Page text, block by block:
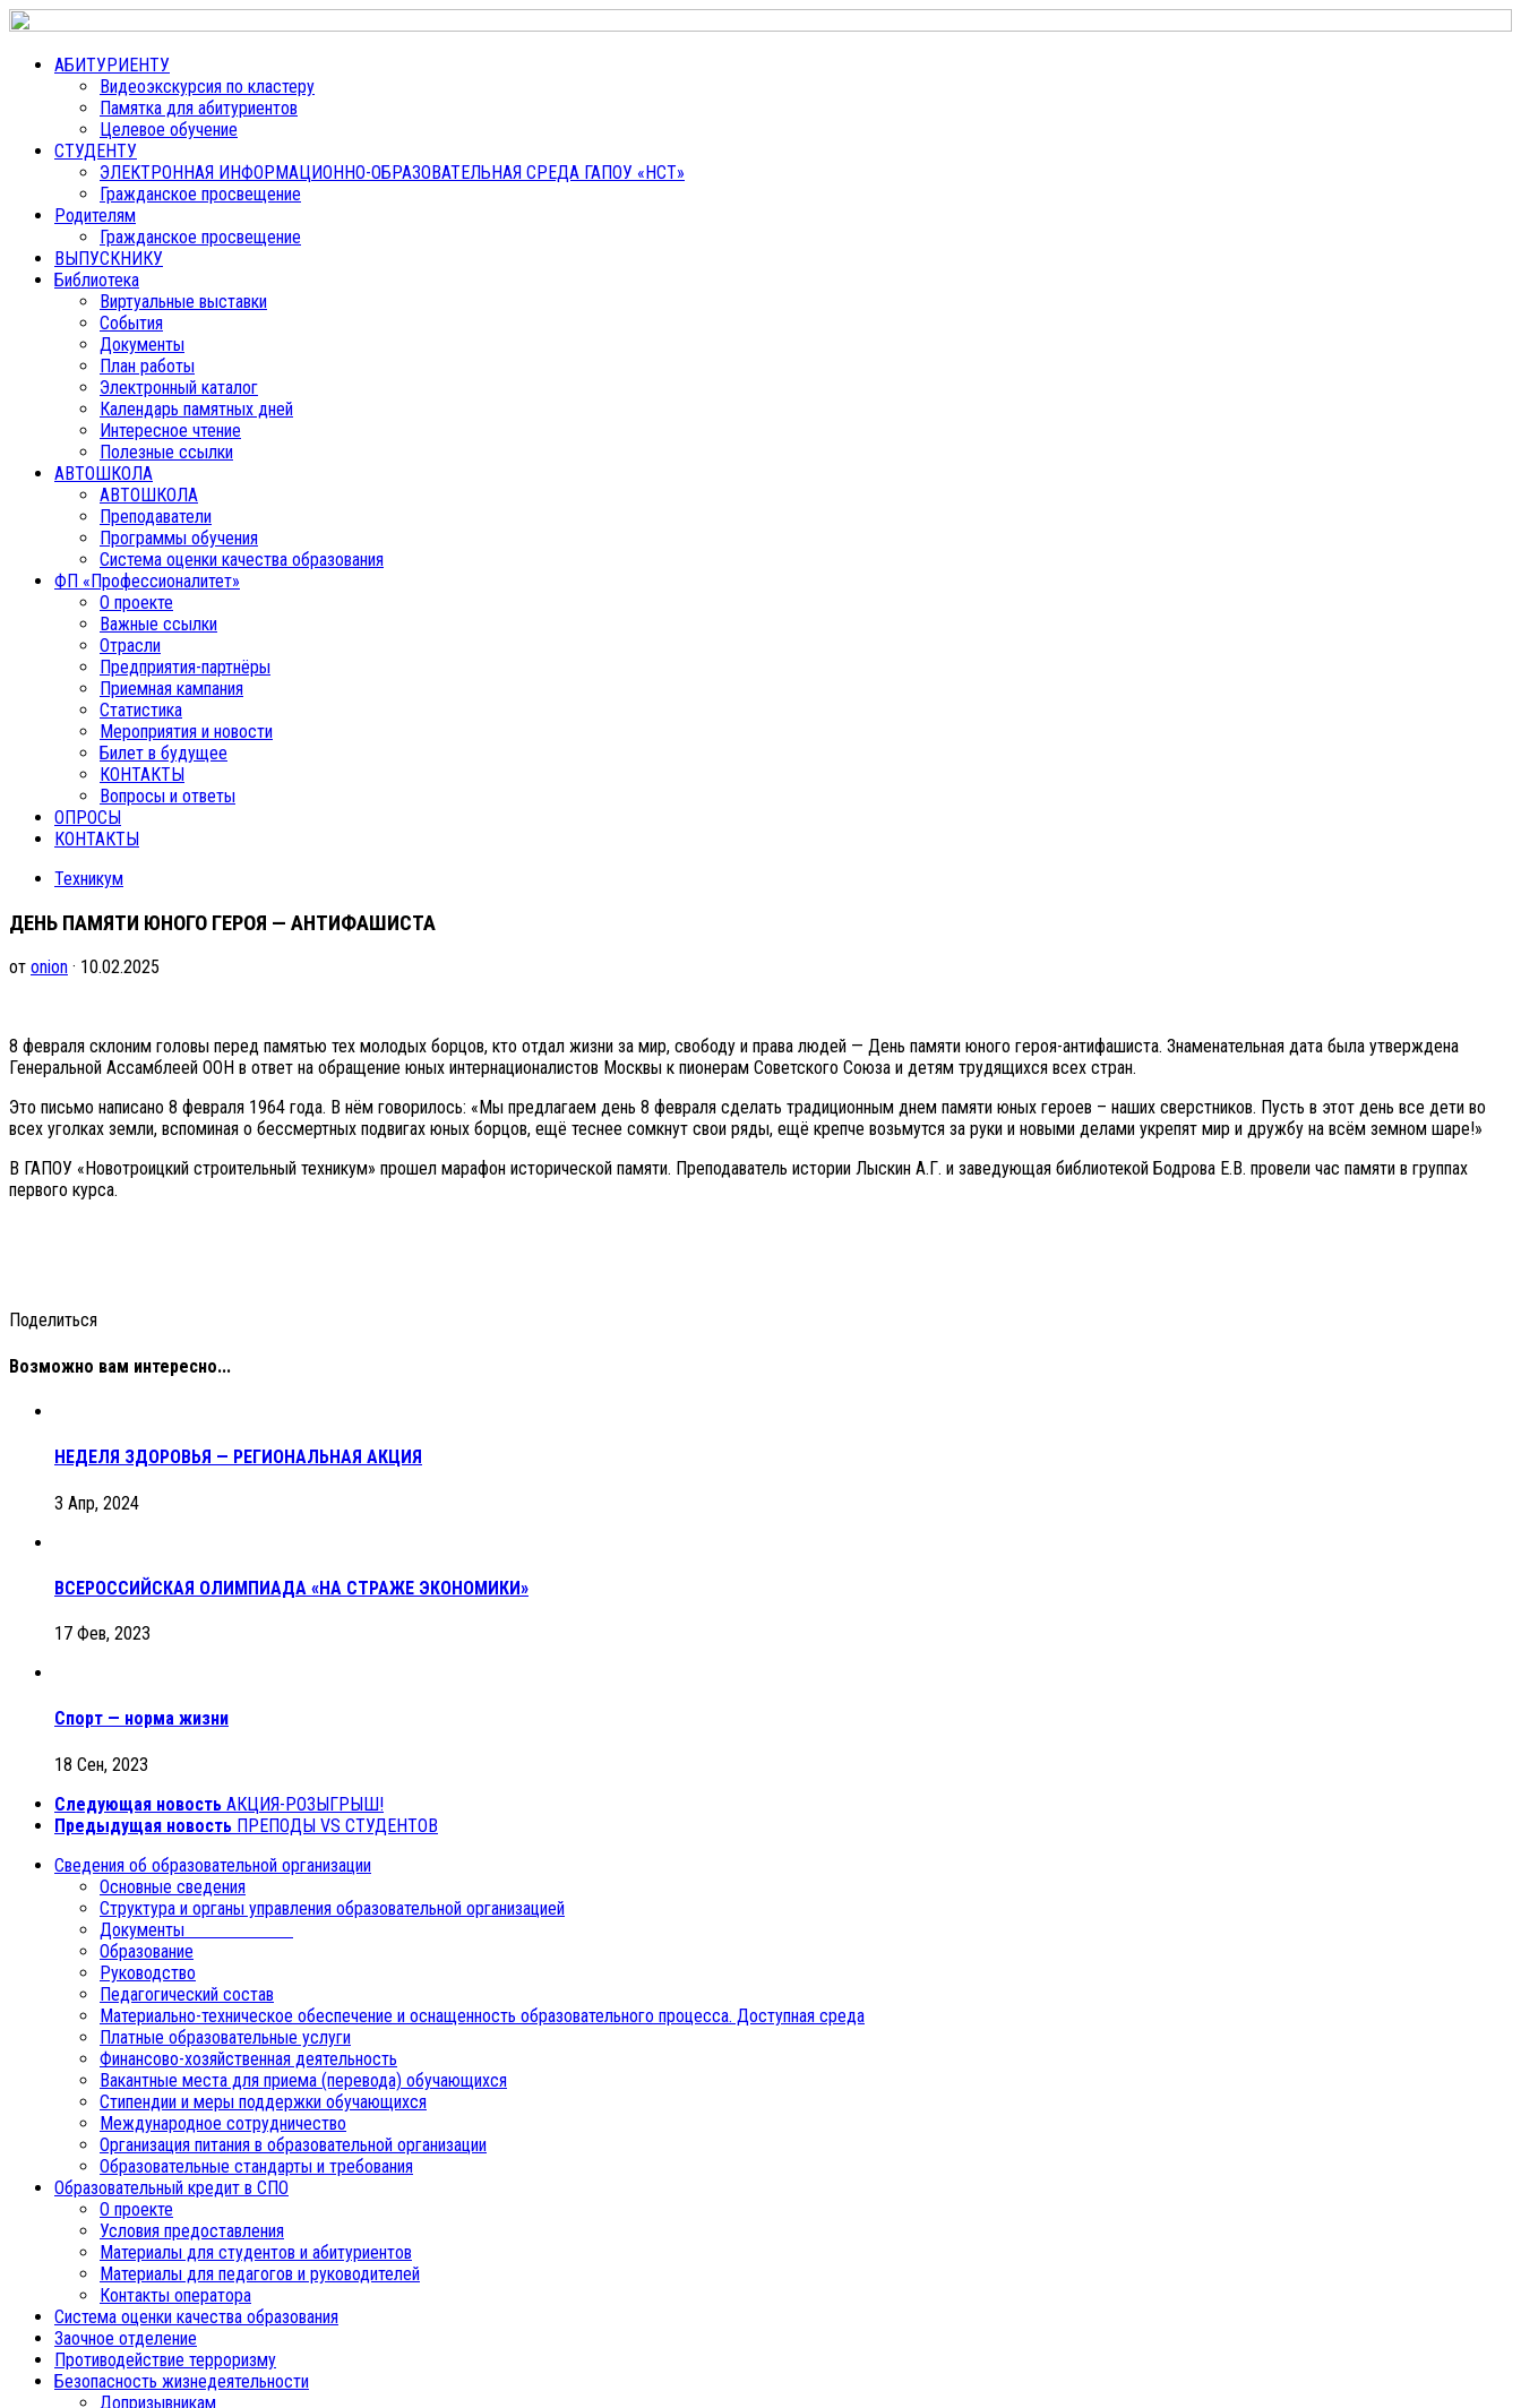
АБИТУРИЕНТУ
Видеоэкскурсия по кластеру
Памятка для абитуриентов
Целевое обучение
СТУДЕНТУ
ЭЛЕКТРОННАЯ ИНФОРМАЦИОННО-ОБРАЗОВАТЕЛЬНАЯ СРЕДА ГАПОУ «НСТ»
Гражданское просвещение
Родителям
Гражданское просвещение
ВЫПУСКНИКУ
Библиотека
Виртуальные выставки
События
Документы
План работы
Электронный каталог
Календарь памятных дней
Интересное чтение
Полезные ссылки
АВТОШКОЛА
АВТОШКОЛА
Преподаватели
Программы обучения
Система оценки качества образования
ФП «Профессионалитет»
О проекте
Важные ссылки
Отрасли
Предприятия-партнёры
Приемная кампания
Статистика
Мероприятия и новости
Билет в будущее
КОНТАКТЫ
Вопросы и ответы
ОПРОСЫ
КОНТАКТЫ
Техникум
ДЕНЬ ПАМЯТИ ЮНОГО ГЕРОЯ — АНТИФАШИСТА
от onion · 10.02.2025
8 февраля склоним головы перед памятью тех молодых борцов, кто отдал жизни за мир, свободу и права людей — День памяти юного героя-антифашиста. Знаменательная дата была утверждена
Генеральной Ассамблеей ООН в ответ на обращение юных интернационалистов Москвы к пионерам Советского Союза и детям трудящихся всех стран.
Это письмо написано 8 февраля 1964 года. В нём говорилось: «Мы предлагаем день 8 февраля сделать традиционным днем памяти юных героев – наших сверстников. Пусть в этот день все дети во
всех уголках земли, вспоминая о бессмертных подвигах юных борцов, ещё теснее сомкнут свои ряды, ещё крепче возьмутся за руки и новыми делами укрепят мир и дружбу на всём земном шаре!»
В ГАПОУ «Новотроицкий строительный техникум» прошел марафон исторической памяти. Преподаватель истории Лыскин А.Г. и заведующая библиотекой Бодрова Е.В. провели час памяти в группах
первого курса.
Поделиться
Возможно вам интересно...
НЕДЕЛЯ ЗДОРОВЬЯ — РЕГИОНАЛЬНАЯ АКЦИЯ
3 Апр, 2024
ВСЕРОССИЙСКАЯ ОЛИМПИАДА «НА СТРАЖЕ ЭКОНОМИКИ»
17 Фев, 2023
Спорт — норма жизни
18 Сен, 2023
Следующая новость АКЦИЯ-РОЗЫГРЫШ!
Предыдущая новость ПРЕПОДЫ VS СТУДЕНТОВ
Сведения об образовательной организации
Основные сведения
Структура и органы управления образовательной организацией
Документы
Образование
Руководство
Педагогический состав
Материально-техническое обеспечение и оснащенность образовательного процесса. Доступная среда
Платные образовательные услуги
Финансово-хозяйственная деятельность
Вакантные места для приема (перевода) обучающихся
Стипендии и меры поддержки обучающихся
Международное сотрудничество
Организация питания в образовательной организации
Образовательные стандарты и требования
Образовательный кредит в СПО
О проекте
Условия предоставления
Материалы для студентов и абитуриентов
Материалы для педагогов и руководителей
Контакты оператора
Система оценки качества образования
Заочное отделение
Противодействие терроризму
Безопасность жизнедеятельности
Допризывникам